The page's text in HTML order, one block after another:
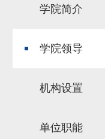
学院简介
学院领导
机构设置
单位职能